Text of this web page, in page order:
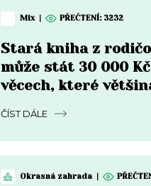
Mix PŘEČTENÍ: 3232
Stará kniha z
může stát 30 000
věcech, které
ČÍST DÁLE
Okrasná zahrada